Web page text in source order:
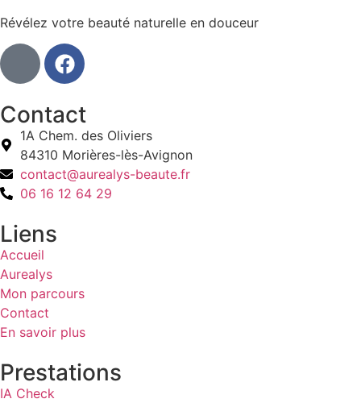
Révélez votre beauté naturelle en douceur
Contact
1A Chem. des Oliviers
84310 Morières-lès-Avignon
contact@aurealys-beaute.fr
06 16 12 64 29
Liens
Accueil
Aurealys
Mon parcours
Contact
En savoir plus
Prestations
IA Check